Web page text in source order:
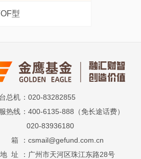
型
总机 ：020-83282855
热线 ：400-6135-888（免长途话费）
83936180
：csmail@gefund.com.cn
址
：广州市天河区珠江东路28号